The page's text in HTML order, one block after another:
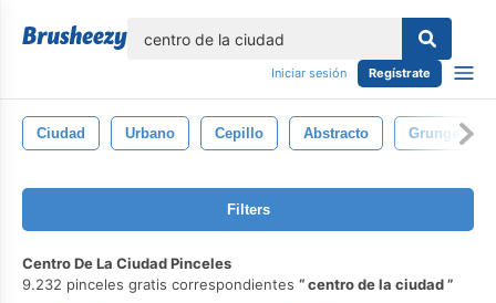
Iniciar sesión Regístrate
Ciudad Urbano Cepillo Abstracto Grunge
Filters
Centro De La Ciudad Pinceles
9.232 pinceles gratis correspondientes
centro de la ciudad